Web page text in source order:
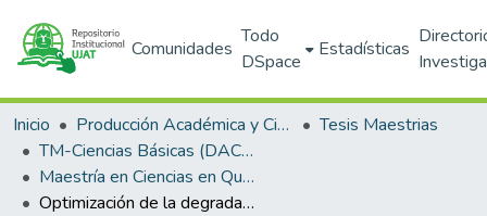
Comunidades
Todo
DSpace
Estadísticas
Inicio Producción Académica y Científica
Tesis Maestrias
TM-Ciencias Básicas (DACB)
Maestría en Ciencias en Química Aplicada
Optimización de la degradación Fotocatalítica de 4- Nitrofenol mediante el diseño de mezclas de ZnO, WO3 y CeO2